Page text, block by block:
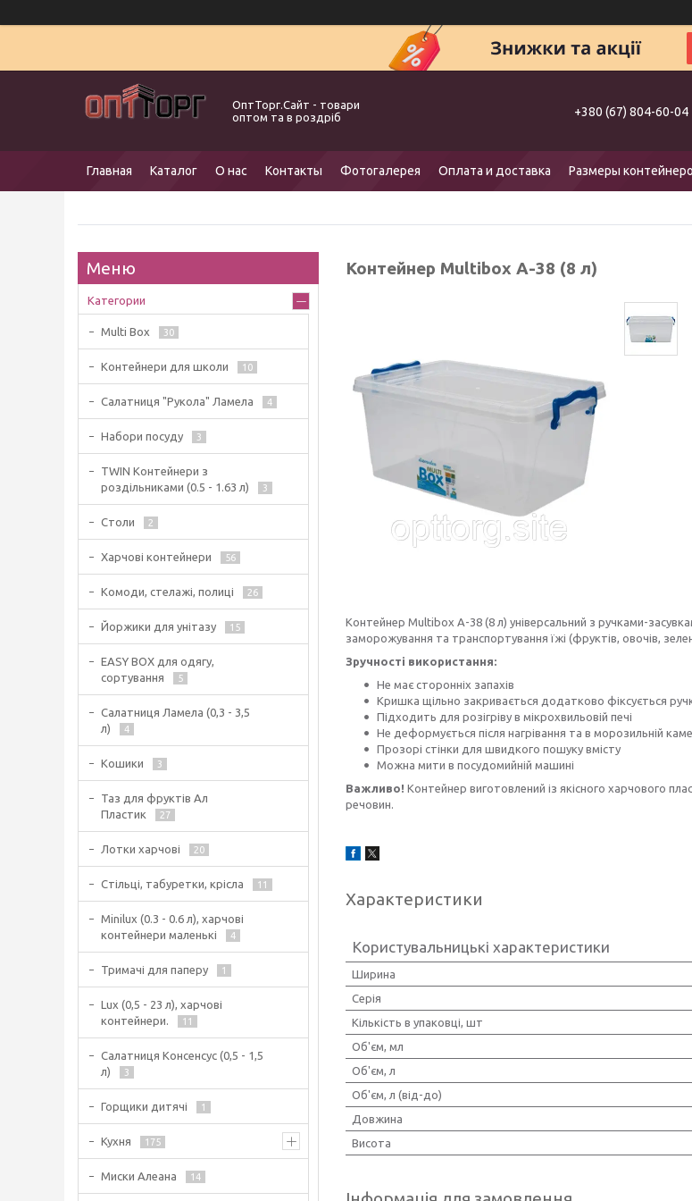
ОптТорг.Сайт - товари
оптом та в роздріб
+380 (67) 804-60-04
Главная Каталог О нас Контакты Фотогалерея Оплата и доставка Размеры
Контейнер Multibox A-38 (8 л)
Контейнер Multibox A-38 (8 л) універсальний з ручками-
заморожування та транспортування їжі (фруктів, овочів,
Зручності використання:
Не має сторонніх запахів
Кришка щільно закривається додатково фіксується
Підходить для розігріву в мікрохвильовій печі
Не деформується після нагрівання та в морозильній
Прозорі стінки для швидкого пошуку вмісту
Можна мити в посудомийній машині
Важливо! Контейнер виготовлений із якісного харчового
речовин.
Характеристики
Користувальницькі характеристики
Ширина
Серія
Кількість в упаковці, шт
Об'єм, мл
Об'єм, л
Об'єм, л (від-до)
Довжина
Висота
Категории
Multi Box 30
Контейнери для школи 10
Салатниця "Рукола" Ламела 4
Набори посуду 3
TWIN Контейнери з
роздільниками (0.5 - 1.63 л)
3
Столи 2
Харчові контейнери 56
Комоди, стелажі, полиці 26
Йоржики для унітазу 15
EASY BOX для одягу,
сортування
5
Салатниця Ламела (0,3 - 3,5
л)
4
Кошики 3
Таз для фруктів Ал
Пластик
27
Лотки харчові 20
Стільці, табуретки, крісла 11
Minilux (0.3 - 0.6 л), харчові
контейнери маленькі
4
Тримачі для паперу 1
Lux (0,5 - 23 л), харчові
контейнери.
11
Салатниця Консенсус (0,5 - 1,5
л)
3
Горщики дитячі 1
Кухня 175
Миски Алеана 14